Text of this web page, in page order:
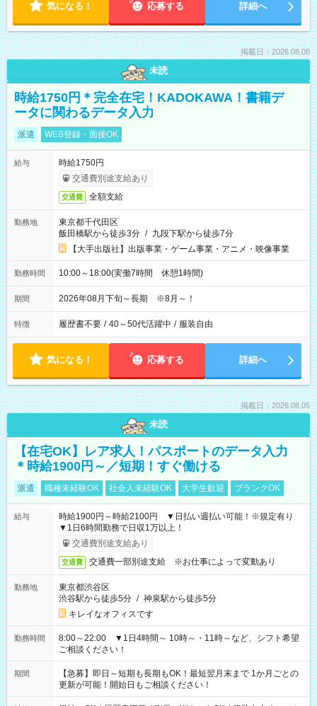
気になる！ 応募する 詳細へ
掲載日：2026.08.08
未読
時給1750円＊完全在宅！KADOKAWA！書籍デ
ータに関わるデータ入力
派遣 WEB登録・面接OK
給与
時給1750円
交通費別途支給あり
交通費 全額支給
勤務地
東京都千代田区
飯田橋駅から徒歩3分 / 九段下駅から徒歩7分
【大手出版社】出版事業・ゲーム事業・アニメ・映像事業
勤務時間 10:00～18:00(実働7時間 休憩1時間)
期間 2026年08月下旬～長期 ※8月～！
特徴 履歴書不要 / 40～50代活躍中 / 服装自由
気になる！ 応募する 詳細へ
掲載日：2026.08.05
未読
【在宅OK】レア求人！パスポートのデータ入力
＊時給1900円～／短期！すぐ働ける
派遣 職種未経験OK 社会人未経験OK 大学生歓迎 ブランクOK
給与
時給1900円～時給2100円 ▼日払い週払い可能！※規定有り
▼1日6時間勤務で日収1万以上！
交通費別途支給あり
交通費 交通費一部別途支給 ※お仕事によって変動あり
勤務地
東京都渋谷区
渋谷駅から徒歩5分 / 神泉駅から徒歩5分
キレイなオフィスです
勤務時間
8:00～22:00 ▼1日4時間～ 10時～・11時～など、シフト希望
ご相談ください！
期間
【急募】即日～短期も長期もOK！最短翌月末まで 1か月ごとの
更新が可能！開始日もご相談ください！